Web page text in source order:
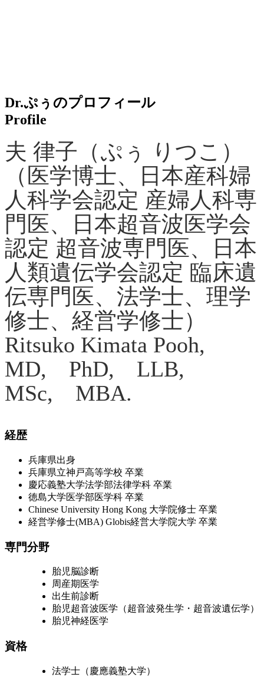
Dr.ぷぅのプロフィール
Profile
夫 律子 （ぷぅ りつこ）
（医学博士、日本産科婦
人科学会認定 産婦人科専
門医、日本超音波医学会
認定 超音波専門医、日本
人類遺伝学会認定 臨床遺
伝専門医、法学士、理学
修士、経営学修士）
Ritsuko Kimata Pooh,
MD, PhD, LLB,
MSc, MBA.
経歴
兵庫県出身
兵庫県立神戸高等学校 卒業
慶応義塾大学法学部法律学科 卒業
徳島大学医学部医学科 卒業
Chinese University Hong Kong 大学院修士 卒業
経営学修士(MBA) Globis経営大学院大学 卒業
専門分野
胎児脳診断
周産期医学
出生前診断
胎児超音波医学（超音波発生学・超音波遺伝学）
胎児神経医学
資格
法学士（慶應義塾大学）